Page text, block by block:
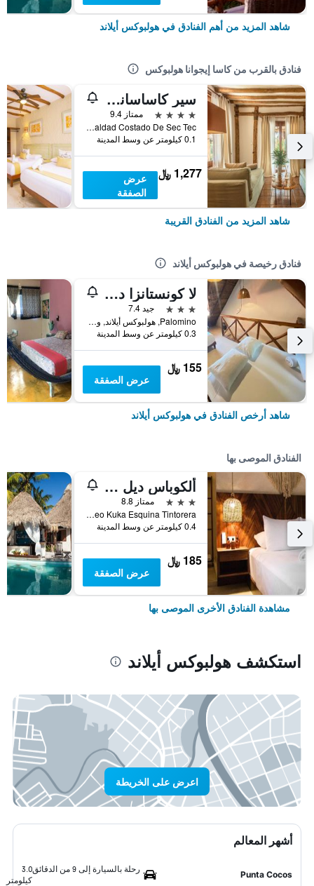
شاهد المزيد من أهم الفنادق في هولبوكس أيلاند
فنادق بالقرب من كاسا إيجوانا هولبوكس
سير كاساساندرا بوتيك هوتل
4 نجوم
ممتاز 9.4
Calle Igualdad Costado De Sec Tec, هولبوكس أيلاند, ولاية كينتانا رو, المكسيك
0.1 كيلومتر عن وسط المدينة
1,277 ﷼
عرض
الصفقة
شاهد المزيد من الفنادق القريبة
فنادق رخيصة في هولبوكس أيلاند
لا كونستانزا دي رولو
3 نجوم
جيد 7.4
Palomino, هولبوكس أيلاند, ولاية كينتانا رو, المكسيك
0.3 كيلومتر عن وسط المدينة
155 ﷼
عرض الصفقة
شاهد أرخص الفنادق في هولبوكس أيلاند
الفنادق الموصى بها
ألكوباس ديل مار
3 نجوم
ممتاز 8.8
Av Paseo Kuka Esquina Tintorera, هولبوكس أيلاند, ولاية كينتانا رو, المكسيك
0.4 كيلومتر عن وسط المدينة
185 ﷼
عرض الصفقة
مشاهدة الفنادق الأخرى الموصى بها
استكشف هولبوكس أيلاند
اعرض على الخريطة
أشهر المعالم
Punta Cocos
رحلة بالسيارة إلى 9 من الدقائق
3.0
كيلومتر